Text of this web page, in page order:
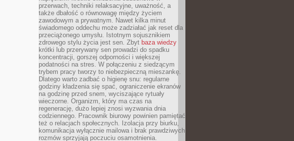
przerwach, techniki relaksacyjne, uważność, a
także dbałość o równowagę między życiem
zawodowym a prywatnym. Nawet kilka minut
świadomego oddechu może zadziałać jak reset dla
przeciążonego umysłu. Istotnym sojusznikiem
zdrowego stylu życia jest sen. Zbyt baza wiedzy
krótki lub przerywany sen prowadzi do spadku
koncentracji, gorszej odporności i większej
podatności na stres. W połączeniu z siedzącym
trybem pracy tworzy to niebezpieczną mieszankę.
Dlatego warto zadbać o higienę snu: regularne
godziny kładzenia się spać, ograniczenie ekranów
na godzinę przed snem, wyciszające rytuały
wieczorne. Organizm, który ma czas na
regenerację, dużo lepiej znosi wyzwania dnia
codziennego. Pracownik biurowy powinien pamiętać
też o relacjach społecznych. Izolacja przy biurku,
komunikacja wyłącznie mailowa i brak prawdziwych
rozmów sprzyjają poczuciu osamotnienia.